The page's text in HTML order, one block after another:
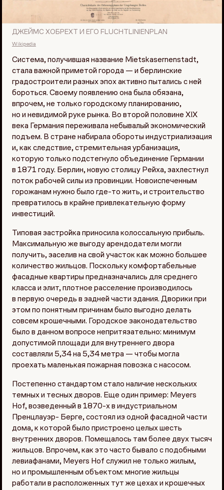
ДЖЕЙМС ХОБРЕХТ И ЕГО FLUCHTLINIENPLAN
Wikipedia
Система, получившая название Mietskasernenstadt,
стала важной приметой города — и берлинские
градостроители разных эпох активно пытались с ней
бороться. Своему появлению она была обязана,
впрочем, не только городскому планированию,
но и невидимой руке рынка. Во второй половине XIX
века Германия переживала небывалый экономический
подъем. В стране набирала обороты индустриализация
и, как следствие, стремительная урбанизация,
которую только подстегнуло объединение Германии
в 1871 году. Берлин, новую столицу Рейха, захлестнул
поток рабочей силы из провинции. Новоиспеченным
горожанам нужно было где-то жить, и строительство
превратилось в крайне привлекательную форму
инвестиций.
Типовая застройка приносила колоссальную прибыль.
Максимальную же выгоду арендодатели могли
получить, заселив на свой участок как можно большее
количество жильцов. Поскольку комфортабельные
фасадные квартиры предназначались для среднего
класса и элит, плотное расселение производилось
в первую очередь в задней части здания. Дворики при
этом по понятным причинам было выгодно делать
совсем крошечными. Городское законодательство
было в данном вопросе непритязательно: минимум
допустимой площади для внутреннего двора
составляли 5,34 на 5,34 метра — чтобы могла
проехать маленькая пожарная повозка с насосом.
Постепенно стандартом стало наличие нескольких
темных и тесных дворов. Еще один пример: Meyers
Hof, возведенный в 1870-х в индустриальном
Пренцлауэр- Берге, состоял из одной фасадной части
дома, к которой было пристроено целых шесть
внутренних дворов. Помещалось там более двух тысяч
жильцов. Впрочем, как это часто бывало с подобными
левиафанами, Meyers Hof служил не только жилым,
но и промышленным объектом: многие жильцы
работали в расположенных тут же цехах и крошечных